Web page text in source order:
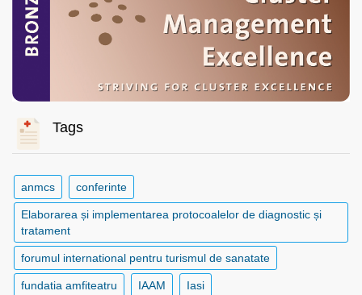
Tags
anmcs conferinte
Elaborarea și implementarea protocoalelor de diagnostic și
tratament
forumul international pentru turismul de sanatate
fundatia amfiteatru IAAM Iasi